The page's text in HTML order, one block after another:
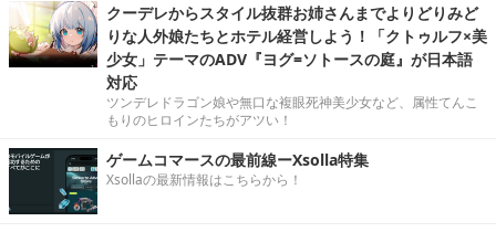
クーデレからスタイル抜群お姉さんまでよりどりみど
りな人外娘たちとホテル経営しよう！「クトゥルフ×美
少女」テーマのADV『ヨグ=ソトースの庭』が日本語
対応
ツンデレドラゴン娘や無口な複眼死神美少女など、属性てんこ
もりのヒロインたちがアツい！
ゲームコマースの最前線ーXsolla特集
Xsollaの最新情報はこちらから！